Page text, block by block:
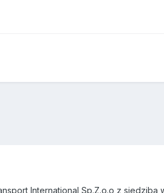
International Sp.Z.o.o z